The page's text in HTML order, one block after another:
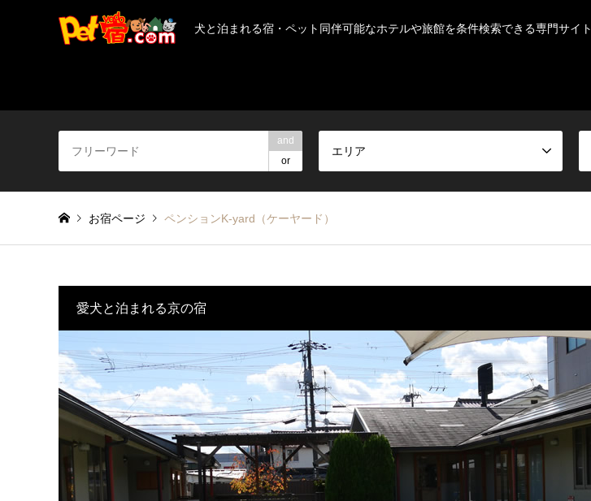
犬と泊まれる宿・ペット同伴可能なホテルや旅館を条件検索できる専門サイト
and
or
エリア
お宿ページ ペンションK-yard（ケーヤード）
愛犬と泊まれる京の宿